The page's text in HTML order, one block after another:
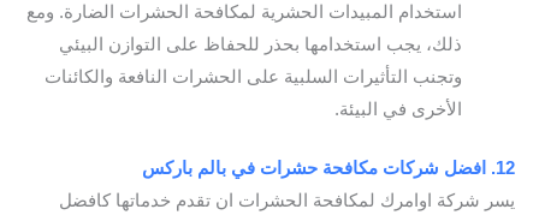
استخدام المبيدات الحشرية لمكافحة الحشرات الضارة. ومع
ذلك، يجب استخدامها بحذر للحفاظ على التوازن البيئي
وتجنب التأثيرات السلبية على الحشرات النافعة والكائنات
الأخرى في البيئة.
12. افضل شركات مكافحة حشرات في بالم باركس
يسر شركة اوامرك لمكافحة الحشرات ان تقدم خدماتها كافضل